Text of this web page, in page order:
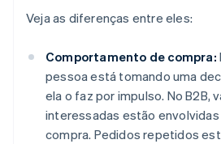
Veja as diferenças entre eles:
Comportamento de compra:
pessoa está tomando uma
ela o faz por impulso. No B2B,
interessadas estão
compra. Pedidos repetidos